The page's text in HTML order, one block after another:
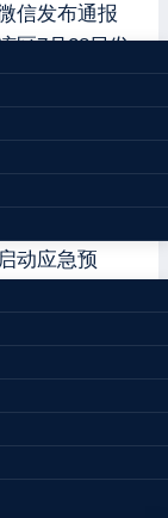
信发布通报
区7月28日发
路老化打火
沟新城白
有限公司厂
、保定市和
动应急预
置及事故调
依法采取强制
。在上级部
故原因展开
引燃可燃气
全警示教育